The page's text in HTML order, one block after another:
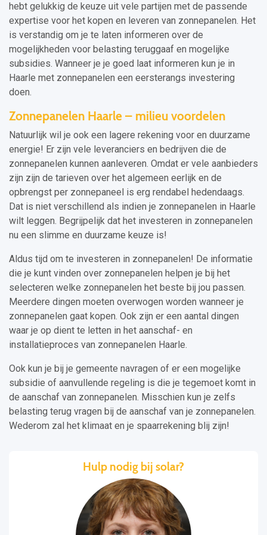
hebt gelukkig de keuze uit vele partijen met de passende
expertise voor het kopen en leveren van zonnepanelen. Het
is verstandig om je te laten informeren over de
mogelijkheden voor belasting teruggaaf en mogelijke
subsidies. Wanneer je je goed laat informeren kun je in
Haarle met zonnepanelen een eersterangs investering
doen.
Zonnepanelen Haarle – milieu voordelen
Natuurlijk wil je ook een lagere rekening voor en duurzame
energie! Er zijn vele leveranciers en bedrijven die de
zonnepanelen kunnen aanleveren. Omdat er vele aanbieders
zijn zijn de tarieven over het algemeen eerlijk en de
opbrengst per zonnepaneel is erg rendabel hedendaags.
Dat is niet verschillend als indien je zonnepanelen in Haarle
wilt leggen. Begrijpelijk dat het investeren in zonnepanelen
nu een slimme en duurzame keuze is!
Aldus tijd om te investeren in zonnepanelen! De informatie
die je kunt vinden over zonnepanelen helpen je bij het
selecteren welke zonnepanelen het beste bij jou passen.
Meerdere dingen moeten overwogen worden wanneer je
zonnepanelen gaat kopen. Ook zijn er een aantal dingen
waar je op dient te letten in het aanschaf- en
installatieproces van zonnepanelen Haarle.
Ook kun je bij je gemeente navragen of er een mogelijke
subsidie of aanvullende regeling is die je tegemoet komt in
de aanschaf van zonnepanelen. Misschien kun je zelfs
belasting terug vragen bij de aanschaf van je zonnepanelen.
Wederom zal het klimaat en je spaarrekening blij zijn!
Hulp nodig bij solar?